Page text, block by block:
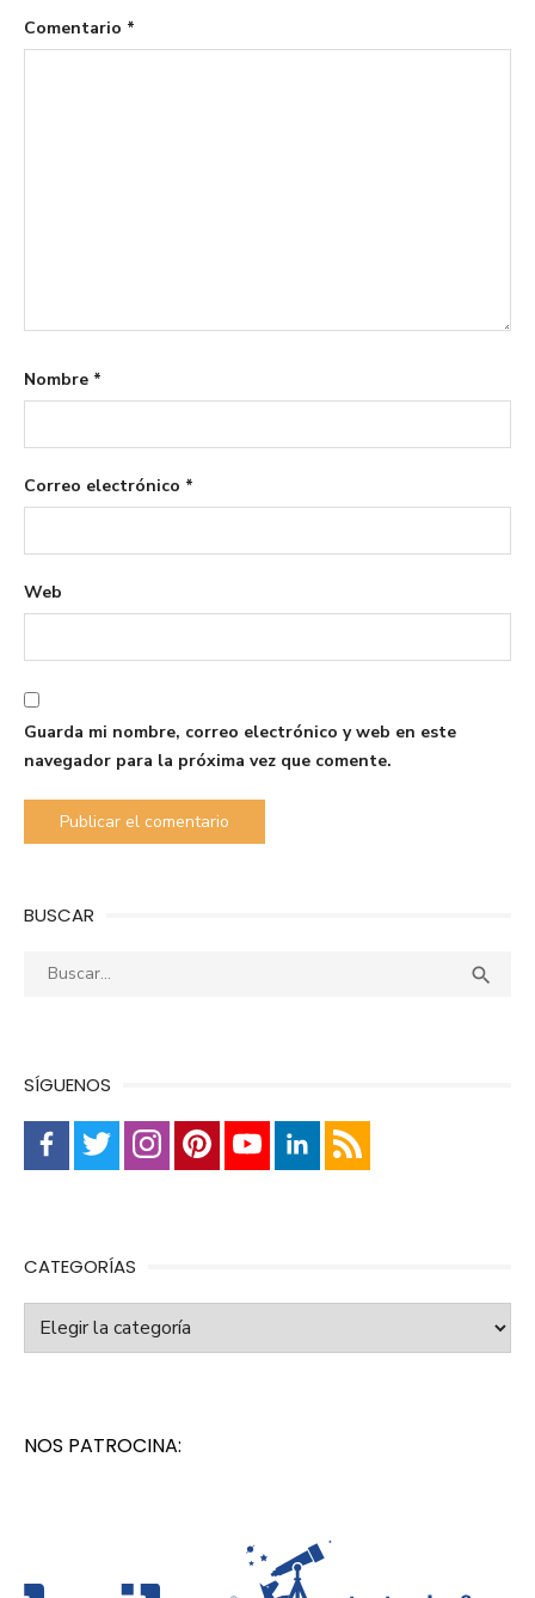
Comentario *
Nombre *
Correo electrónico *
Web
Guarda mi nombre, correo electrónico y web en este
navegador para la próxima vez que comente.
BUSCAR
Buscar: 
SÍGUENOS
CATEGORÍAS
Categorías
NOS PATROCINA: